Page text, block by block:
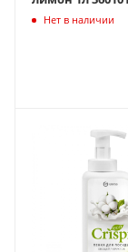
Нет в наличии